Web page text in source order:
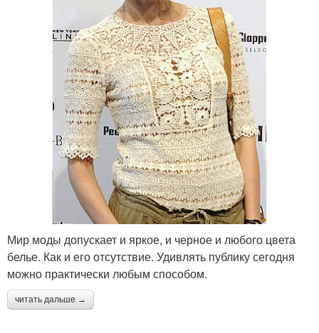
Мир моды допускает и яркое, и черное и любого цвета
белье. Как и его отсутствие. Удивлять публику сегодня
можно практически любым способом.
читать дальше →